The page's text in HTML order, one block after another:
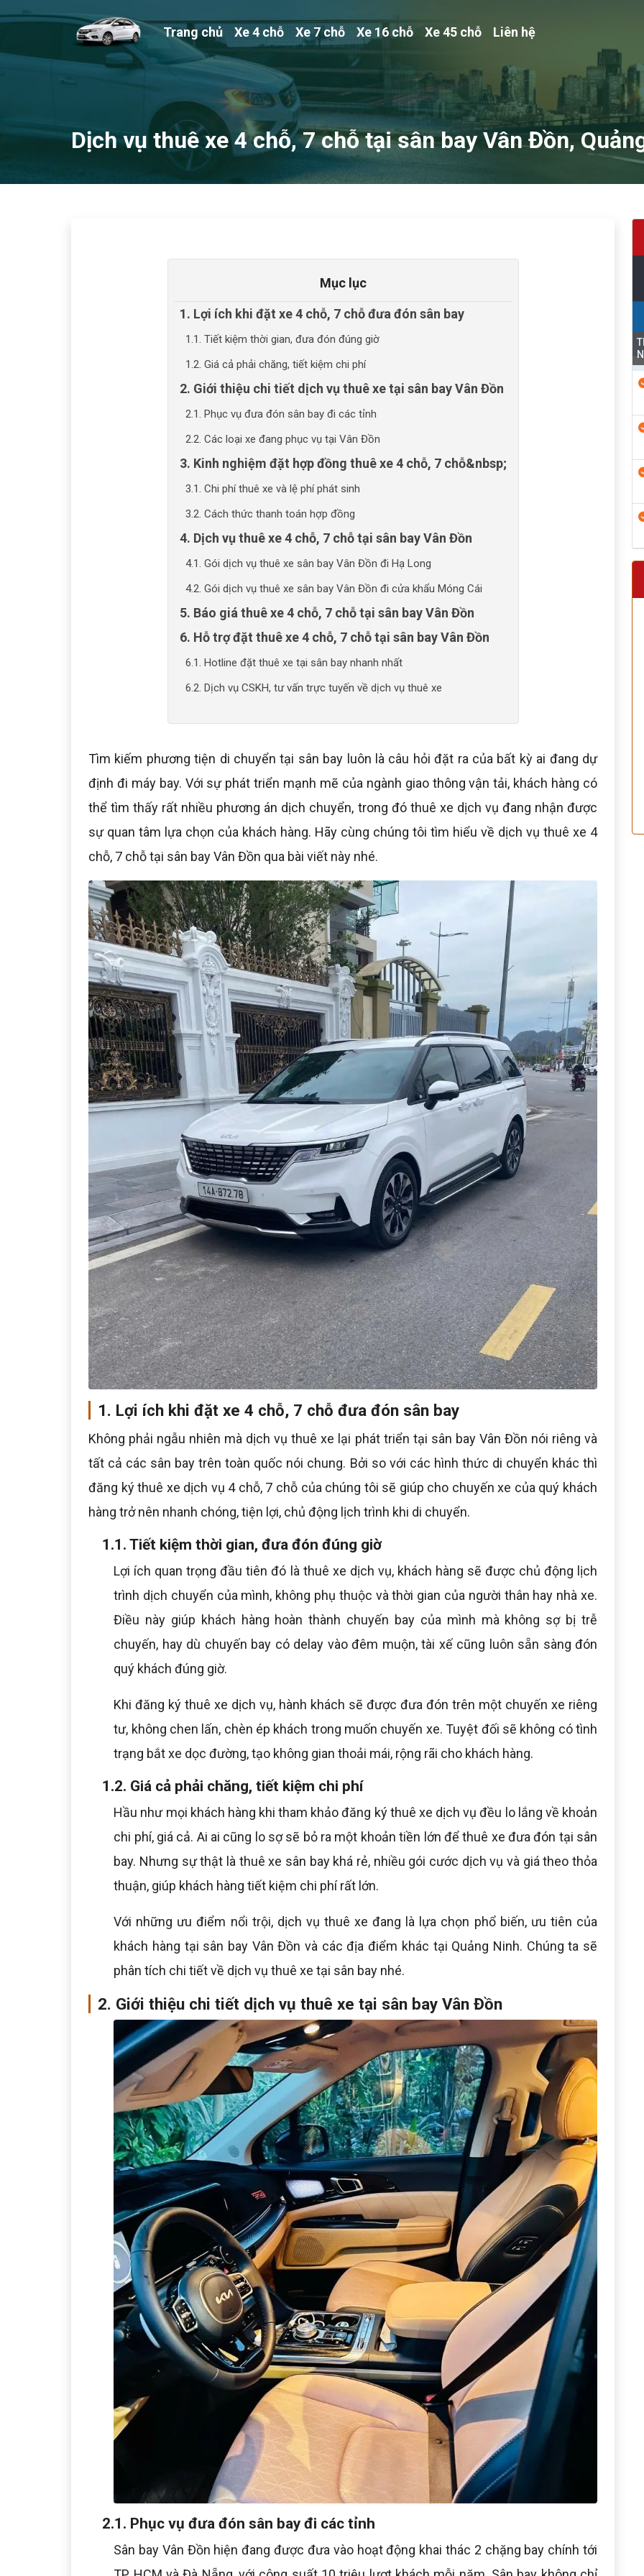
Trang chủ Xe 4 chỗ Xe 7 chỗ Xe 16 chỗ Xe 45 chỗ Liên hệ
Dịch vụ thuê xe 4 chỗ, 7 chỗ tại sân bay Vân Đồn,
Mục lục
1. Lợi ích khi đặt xe 4 chỗ, 7 chỗ đưa đón sân bay
1.1. Tiết kiệm thời gian, đưa đón đúng giờ
1.2. Giá cả phải chăng, tiết kiệm chi phí
2. Giới thiệu chi tiết dịch vụ thuê xe tại sân bay Vân Đồn
2.1. Phục vụ đưa đón sân bay đi các tỉnh
2.2. Các loại xe đang phục vụ tại Vân Đồn
3. Kinh nghiệm đặt hợp đồng thuê xe 4 chỗ, 7 chỗ&nbsp;
3.1. Chi phí thuê xe và lệ phí phát sinh
3.2. Cách thức thanh toán hợp đồng
4. Dịch vụ thuê xe 4 chỗ, 7 chỗ tại sân bay Vân Đồn
4.1. Gói dịch vụ thuê xe sân bay Vân Đồn đi Hạ Long
4.2. Gói dịch vụ thuê xe sân bay Vân Đồn đi cửa khẩu Móng Cái
5. Báo giá thuê xe 4 chỗ, 7 chỗ tại sân bay Vân Đồn
6. Hỗ trợ đặt thuê xe 4 chỗ, 7 chỗ tại sân bay Vân Đồn
6.1. Hotline đặt thuê xe tại sân bay nhanh nhất
6.2. Dịch vụ CSKH, tư vấn trực tuyến về dịch vụ thuê xe
Tìm kiếm phương tiện di chuyển tại sân bay luôn là câu hỏi đặt ra của bất kỳ ai đang dự
định đi máy bay. Với sự phát triển mạnh mẽ của ngành giao thông vận tải, khách hàng có
thể tìm thấy rất nhiều phương án dịch chuyển, trong đó thuê xe dịch vụ đang nhận được
sự quan tâm lựa chọn của khách hàng. Hãy cùng chúng tôi tìm hiểu về dịch vụ thuê xe 4
chỗ, 7 chỗ tại sân bay Vân Đồn qua bài viết này nhé.
1. Lợi ích khi đặt xe 4 chỗ, 7 chỗ đưa đón sân bay
Không phải ngẫu nhiên mà dịch vụ thuê xe lại phát triển tại sân bay Vân Đồn nói riêng và
tất cả các sân bay trên toàn quốc nói chung. Bởi so với các hình thức di chuyển khác thì
đăng ký thuê xe dịch vụ 4 chỗ, 7 chỗ của chúng tôi sẽ giúp cho chuyến xe của quý khách
hàng trở nên nhanh chóng, tiện lợi, chủ động lịch trình khi di chuyển.
1.1. Tiết kiệm thời gian, đưa đón đúng giờ
Lợi ích quan trọng đầu tiên đó là thuê xe dịch vụ, khách hàng sẽ được chủ động lịch
trình dịch chuyển của mình, không phụ thuộc và thời gian của người thân hay nhà xe.
Điều này giúp khách hàng hoàn thành chuyến bay của mình mà không sợ bị trễ
chuyến, hay dù chuyến bay có delay vào đêm muộn, tài xế cũng luôn sẵn sàng đón
quý khách đúng giờ.
Khi đăng ký thuê xe dịch vụ, hành khách sẽ được đưa đón trên một chuyến xe riêng
tư, không chen lấn, chèn ép khách trong muốn chuyến xe. Tuyệt đối sẽ không có tình
trạng bắt xe dọc đường, tạo không gian thoải mái, rộng rãi cho khách hàng.
1.2. Giá cả phải chăng, tiết kiệm chi phí
Hầu như mọi khách hàng khi tham khảo đăng ký thuê xe dịch vụ đều lo lắng về khoản
chi phí, giá cả. Ai ai cũng lo sợ sẽ bỏ ra một khoản tiền lớn để thuê xe đưa đón tại sân
bay. Nhưng sự thật là thuê xe sân bay khá rẻ, nhiều gói cước dịch vụ và giá theo thỏa
thuận, giúp khách hàng tiết kiệm chi phí rất lớn.
Với những ưu điểm nổi trội, dịch vụ thuê xe đang là lựa chọn phổ biến, ưu tiên của
khách hàng tại sân bay Vân Đồn và các địa điểm khác tại Quảng Ninh. Chúng ta sẽ
phân tích chi tiết về dịch vụ thuê xe tại sân bay nhé.
2. Giới thiệu chi tiết dịch vụ thuê xe tại sân bay Vân Đồn
2.1. Phục vụ đưa đón sân bay đi các tỉnh
Sân bay Vân Đồn hiện đang được đưa vào hoạt động khai thác 2 chặng bay chính tới